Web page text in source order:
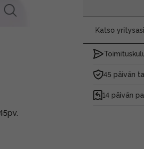
Katso
45 päivän
14 päivän